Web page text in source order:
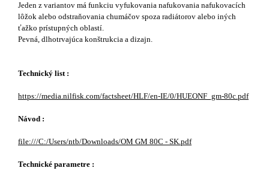
Jeden z variantov má funkciu vyfukovania nafukovania nafukovacích
lôžok alebo odstraňovania chumáčov spoza radiátorov alebo iných
ťažko prístupných oblastí.
Pevná, dlhotrvajúca konštrukcia a dizajn.
​Technický list :
https://media.nilfisk.com/factsheet/HLF/en-IE/0/HUEONF_gm-80c.pdf
Návod :
file:///C:/Users/ntb/Downloads/OM GM 80C - SK.pdf
Technické parametre :